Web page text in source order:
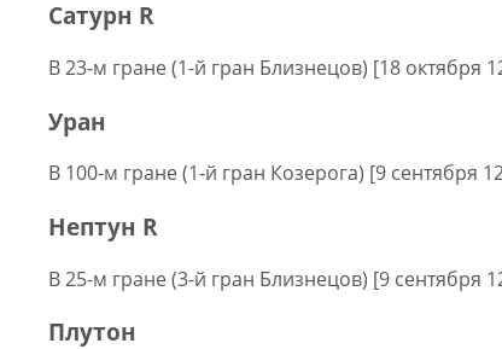
Сатурн R
В 23-м гране (1-й гран Близнецов) [18 октября
Уран
В 100-м гране (1-й гран Козерога) [9 сентября
Нептун R
В 25-м гране (3-й гран Близнецов) [9 сентября
Плутон